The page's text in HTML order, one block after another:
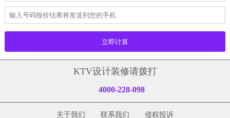
KTV设计装修请拨打
4000-228-098
关于我们 联系我们 侵权投诉